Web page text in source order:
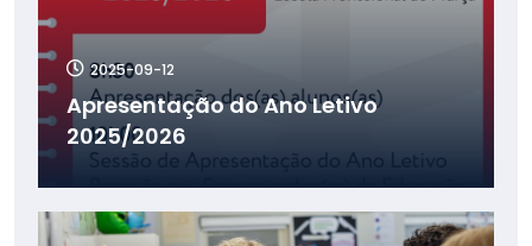
2025-09-12
Apresentação do Ano Letivo
2025/2026